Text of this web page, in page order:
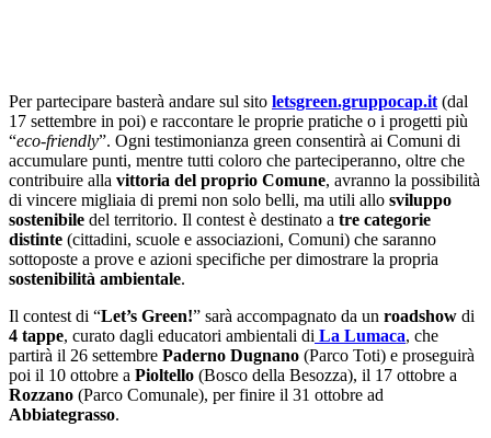
Per partecipare basterà andare sul sito letsgreen.gruppocap.it (dal
17 settembre in poi) e raccontare le proprie pratiche o i progetti più
“eco-friendly”. Ogni testimonianza green consentirà ai Comuni di
accumulare punti, mentre tutti coloro che parteciperanno, oltre che
contribuire alla vittoria del proprio Comune, avranno la possibilità
di vincere migliaia di premi non solo belli, ma utili allo sviluppo
sostenibile del territorio. Il contest è destinato a tre categorie
distinte (cittadini, scuole e associazioni, Comuni) che saranno
sottoposte a prove e azioni specifiche per dimostrare la propria
sostenibilità ambientale.
Il contest di “Let’s Green!” sarà accompagnato da un roadshow di
4 tappe, curato dagli educatori ambientali di La Lumaca, che
partirà il 26 settembre Paderno Dugnano (Parco Toti) e proseguirà
poi il 10 ottobre a Pioltello (Bosco della Besozza), il 17 ottobre a
Rozzano (Parco Comunale), per finire il 31 ottobre ad
Abbiategrasso.